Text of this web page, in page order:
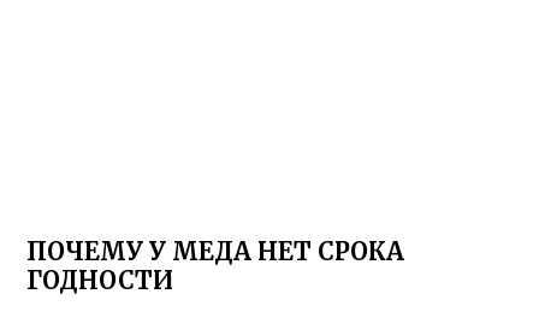
ПОЧЕМУ У МЕДА НЕТ СРОКА
ГОДНОСТИ